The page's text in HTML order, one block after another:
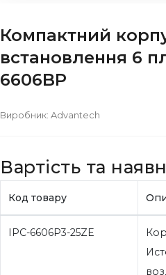
Компактний
встановлення 6
6606BP
Виробник: Advantech
Вартість та
Код товару
IPC-6606P3-25ZE